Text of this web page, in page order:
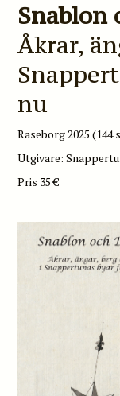
Snablon
Åkrar,
nu
Raseborg 2025 (144
Utgivare:
Pris 35 €